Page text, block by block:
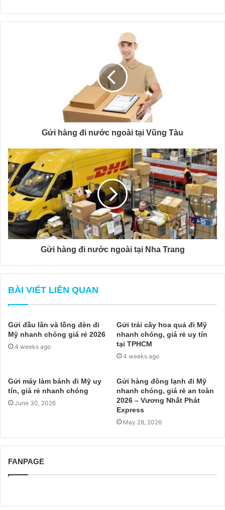
Gửi hàng đi nước ngoài tại Vũng Tàu
Gửi hàng đi nước ngoài tại Nha Trang
BÀI VIẾT LIÊN QUAN
Gửi đầu lân và lồng đèn đi
Mỹ nhanh chóng giá rẻ 2026
4 weeks ago
Gửi trái cây hoa quả đi Mỹ
nhanh chóng, giá rẻ uy tín
tại TPHCM
4 weeks ago
Gửi máy làm bánh đi Mỹ uy
tín, giá rẻ nhanh chóng
June 30, 2026
Gửi hàng đông lạnh đi Mỹ
nhanh chóng, giá rẻ an toàn
2026 – Vương Nhất Phát
Express
May 28, 2026
FANPAGE